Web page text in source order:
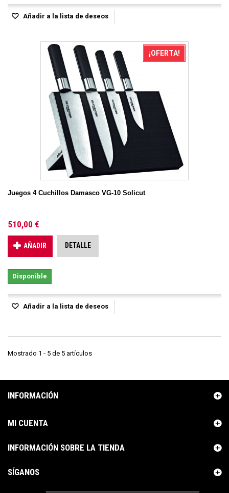
Añadir a la lista de deseos
¡OFERTA!
Juegos 4 Cuchillos Damasco VG-10 Solicut
510,00 €
AÑADIR DETALLE
Disponible
Añadir a la lista de deseos
Mostrado 1 - 5 de 5 artículos
INFORMACIÓN
MI CUENTA
INFORMACIÓN SOBRE LA TIENDA
SÍGANOS